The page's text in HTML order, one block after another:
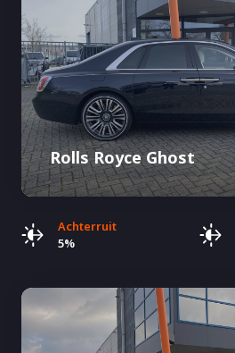
Rolls Royce Ghost
Achterruit
5%